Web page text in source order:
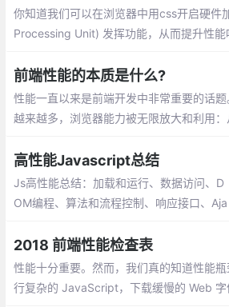
你知道我们可以在浏览器中用css开启硬件
Processing Unit) 发挥功能，从而提升性
我们的网站或应用表现的更为流畅。
前端性能的本质是什么?
性能一直以来是前端开发中非常重要的话
越来越多，浏览器能力被无限放大和利用
师总是在突破极限
高性能Javascript总结
Js高性能总结：加载和运行、数据访问、D
OM编程、算法和流程控制、响应接口、Aja
2018 前端性能检查表
性能十分重要。然而，我们真的知道性能
行复杂的 JavaScript，下载缓慢的 Web